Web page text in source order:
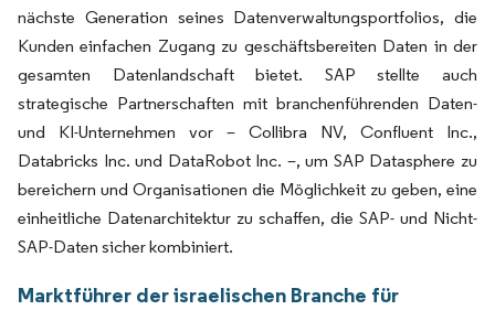
nächste Generation seines Datenverwaltungsportfolios, die
Kunden einfachen Zugang zu geschäftsbereiten Daten in der
gesamten Datenlandschaft bietet. SAP stellte auch
strategische Partnerschaften mit branchenführenden Daten-
und KI-Unternehmen vor – Collibra NV, Confluent Inc.,
Databricks Inc. und DataRobot Inc. –, um SAP Datasphere zu
bereichern und Organisationen die Möglichkeit zu geben, eine
einheitliche Datenarchitektur zu schaffen, die SAP- und Nicht-
SAP-Daten sicher kombiniert.
Marktführer der israelischen Branche für